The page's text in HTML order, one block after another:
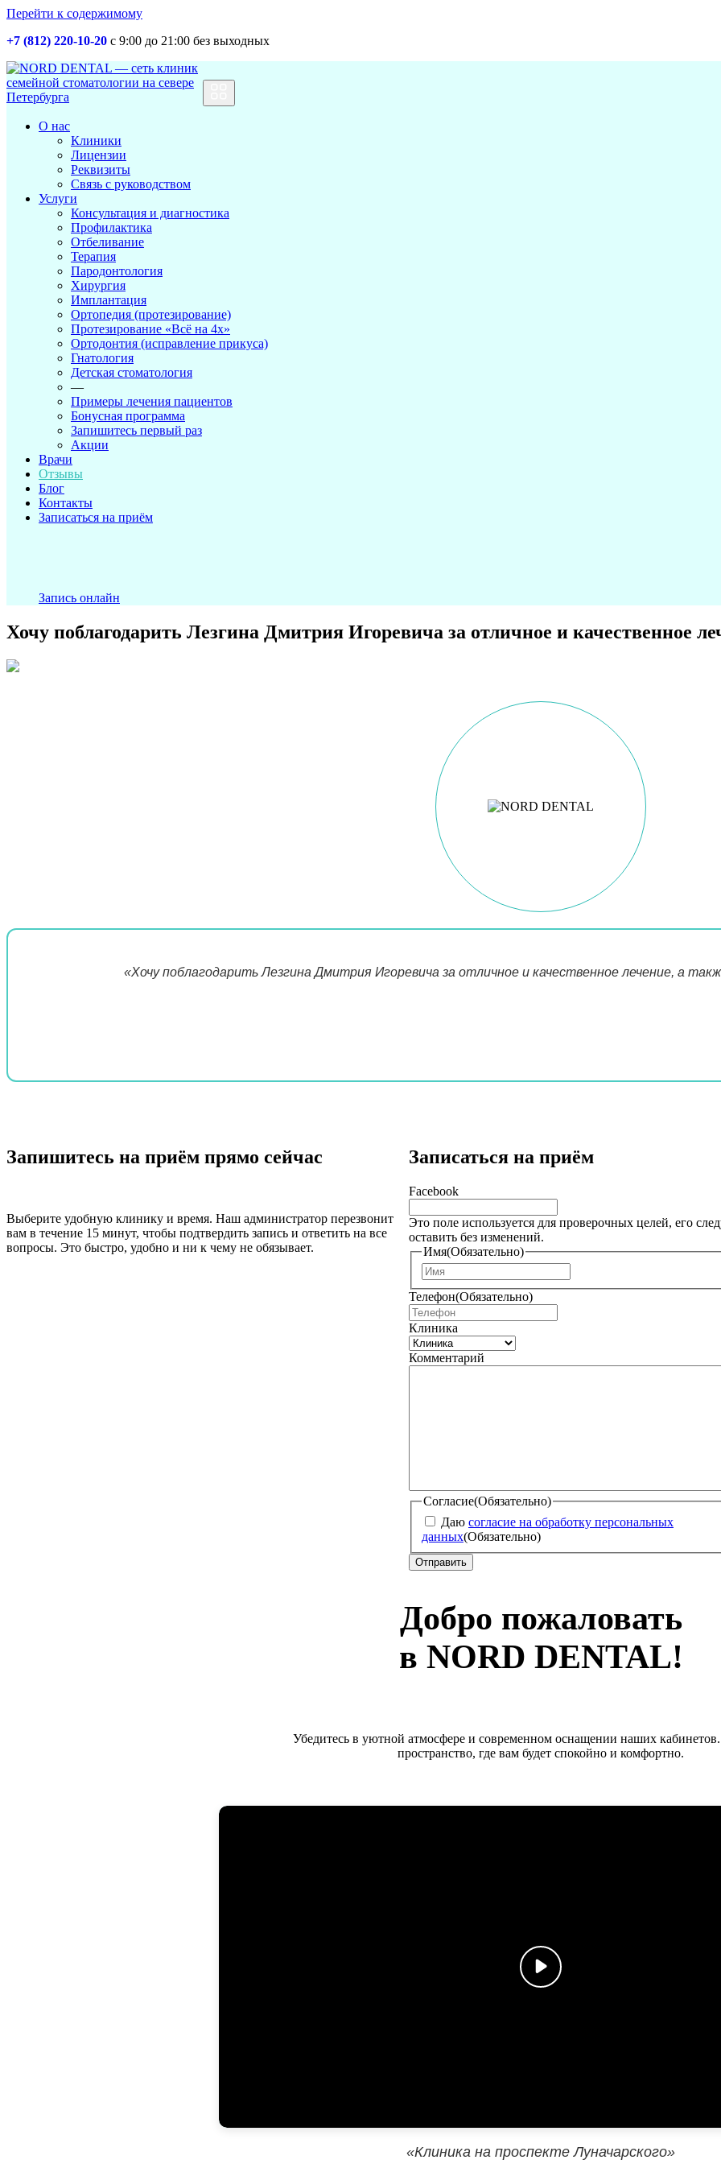
Перейти к содержимому
+7 (812) 220-10-20 с 9:00 до 21:00 без выходных
Основная
навигация
О нас
Клиники
Лицензии
Реквизиты
Связь с руководством
Услуги
Консультация и диагностика
Профилактика
Отбеливание
Терапия
Пародонтология
Хирургия
Имплантация
Ортопедия (протезирование)
Протезирование «Всё на 4х»
Ортодонтия (исправление прикуса)
Гнатология
Детская стоматология
—
Примеры лечения пациентов
Бонусная программа
Запишитесь первый раз
Акции
Врачи
Отзывы
Блог
Контакты
Записаться на приём
Запись онлайн
Хочу поблагодарить Лезгина Дмитрия Игоревича за отличное и качественное
«Хочу поблагодарить Лезгина Дмитрия Игоревича за отличное и качественное лечение, а
Запишитесь на приём прямо сейчас
Выберите удобную клинику и время. Наш администратор перезвонит
вам в течение 15 минут, чтобы подтвердить запись и ответить на все
вопросы. Это быстро, удобно и ни к чему не обязывает.
Записаться на приём
Facebook
Это поле используется для проверочных целей, его
оставить без изменений.
Имя(Обязательно)
м
Телефон(Обязательно)
Клиника
Комментарий
Согласие(Обязательно)
Даю согласие на обработку персональных
данных(Обязательно)
Добро пожаловать
в NORD DENTAL!
Убедитесь в уютной атмосфере и современном оснащении наших
пространство, где вам будет спокойно и комфортно.
«Клиника на проспекте Луначарского»